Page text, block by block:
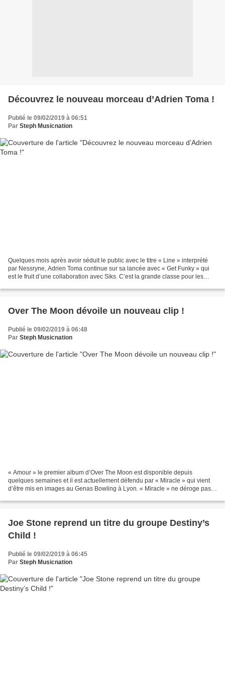
Découvrez le nouveau morceau d’Adrien Toma !
Publié le 09/02/2019 à 06:51
Par Steph Musicnation
Quelques mois après avoir séduit le public avec le titre « Line » interprété
par Nessryne, Adrien Toma continue sur sa lancée avec « Get Funky » qui
est le fruit d’une collaboration avec Siks. C’est la grande classe pour les
Over The Moon dévoile un nouveau clip !
Publié le 09/02/2019 à 06:48
Par Steph Musicnation
« Amour » le premier album d’Over The Moon est disponible depuis
quelques semaines et il est actuellement défendu par « Miracle » qui vient
d’être mis en images au Genas Bowling à Lyon. « Miracle » ne déroge pas à
Joe Stone reprend un titre du groupe Destiny’s
Child !
Publié le 09/02/2019 à 06:45
Par Steph Musicnation